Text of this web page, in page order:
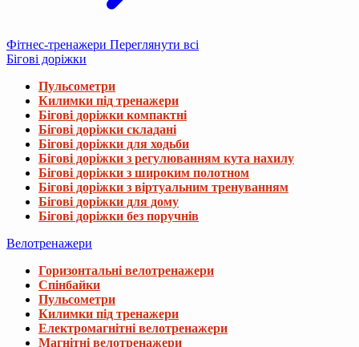
Фітнес-тренажери Переглянути всі
Бігові доріжки
Пульсометри
Килимки під тренажери
Бігові доріжки компактні
Бігові доріжки складані
Бігові доріжки для ходьби
Бігові доріжки з регулюванням кута нахилу
Бігові доріжки з широким полотном
Бігові доріжки з віртуальним тренуванням
Бігові доріжки для дому
Бігові доріжки без поручнів
Велотренажери
Горизонтальні велотренажери
Спінбайки
Пульсометри
Килимки під тренажери
Електромагнітні велотренажери
Магнітні велотренажери